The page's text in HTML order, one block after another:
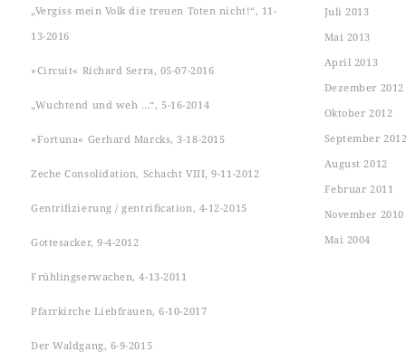
„Vergiss mein Volk die treuen Toten nicht!“, 11-
13-2016
»Circuit« Richard Serra, 05-07-2016
„Wuchtend und weh …“, 5-16-2014
»Fortuna« Gerhard Marcks, 3-18-2015
Zeche Consolidation, Schacht VIII, 9-11-2012
Gentrifizierung / gentrification, 4-12-2015
Gottesacker, 9-4-2012
Frühlingserwachen, 4-13-2011
Pfarrkirche Liebfrauen, 6-10-2017
Der Waldgang, 6-9-2015
Juli 2013
Mai 2013
April 2013
Dezember 2012
Oktober 2012
September
August 2012
Februar 2011
November 2010
Mai 2004